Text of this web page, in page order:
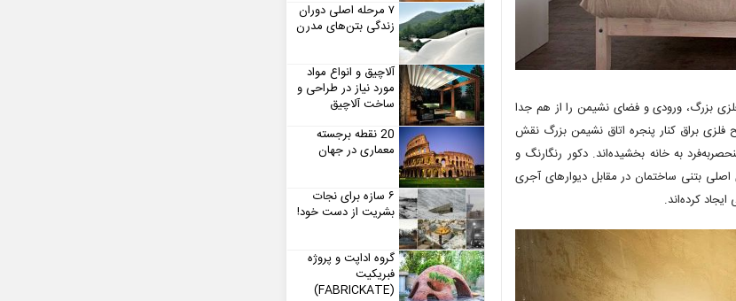
بزرگ، ورودی و فضای نشیمن را از هم جدا
براق کنار پنجره اتاق نشیمن بزرگ نقش
به خانه بخشیده‌اند. دکور رنگارنگ و
بتنی ساختمان در مقابل دیوارهای آجری
کرده‌اند.
۷ مرحله اصلی دوران
زندگی بتن‌های مدرن
آلاچیق و انواع مواد
مورد نیاز در طراحی و
ساخت آلاچیق
20 نقطه برجسته
معماری در جهان
۶ سازه برای نجات
بشریت از دست خود!
گروه اداپت و پروژه
فبریکیت
(FABRICKATE)